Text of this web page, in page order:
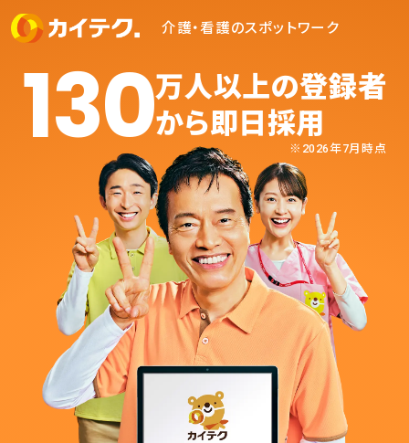
介護・看護のスポットワーク
130万人以上の登録者
から即日採用
※2026年7月時点